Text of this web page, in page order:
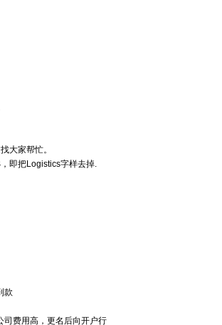
大家帮忙。
即把Logistics字样去掉.
款
司费用高，更名后向开户行